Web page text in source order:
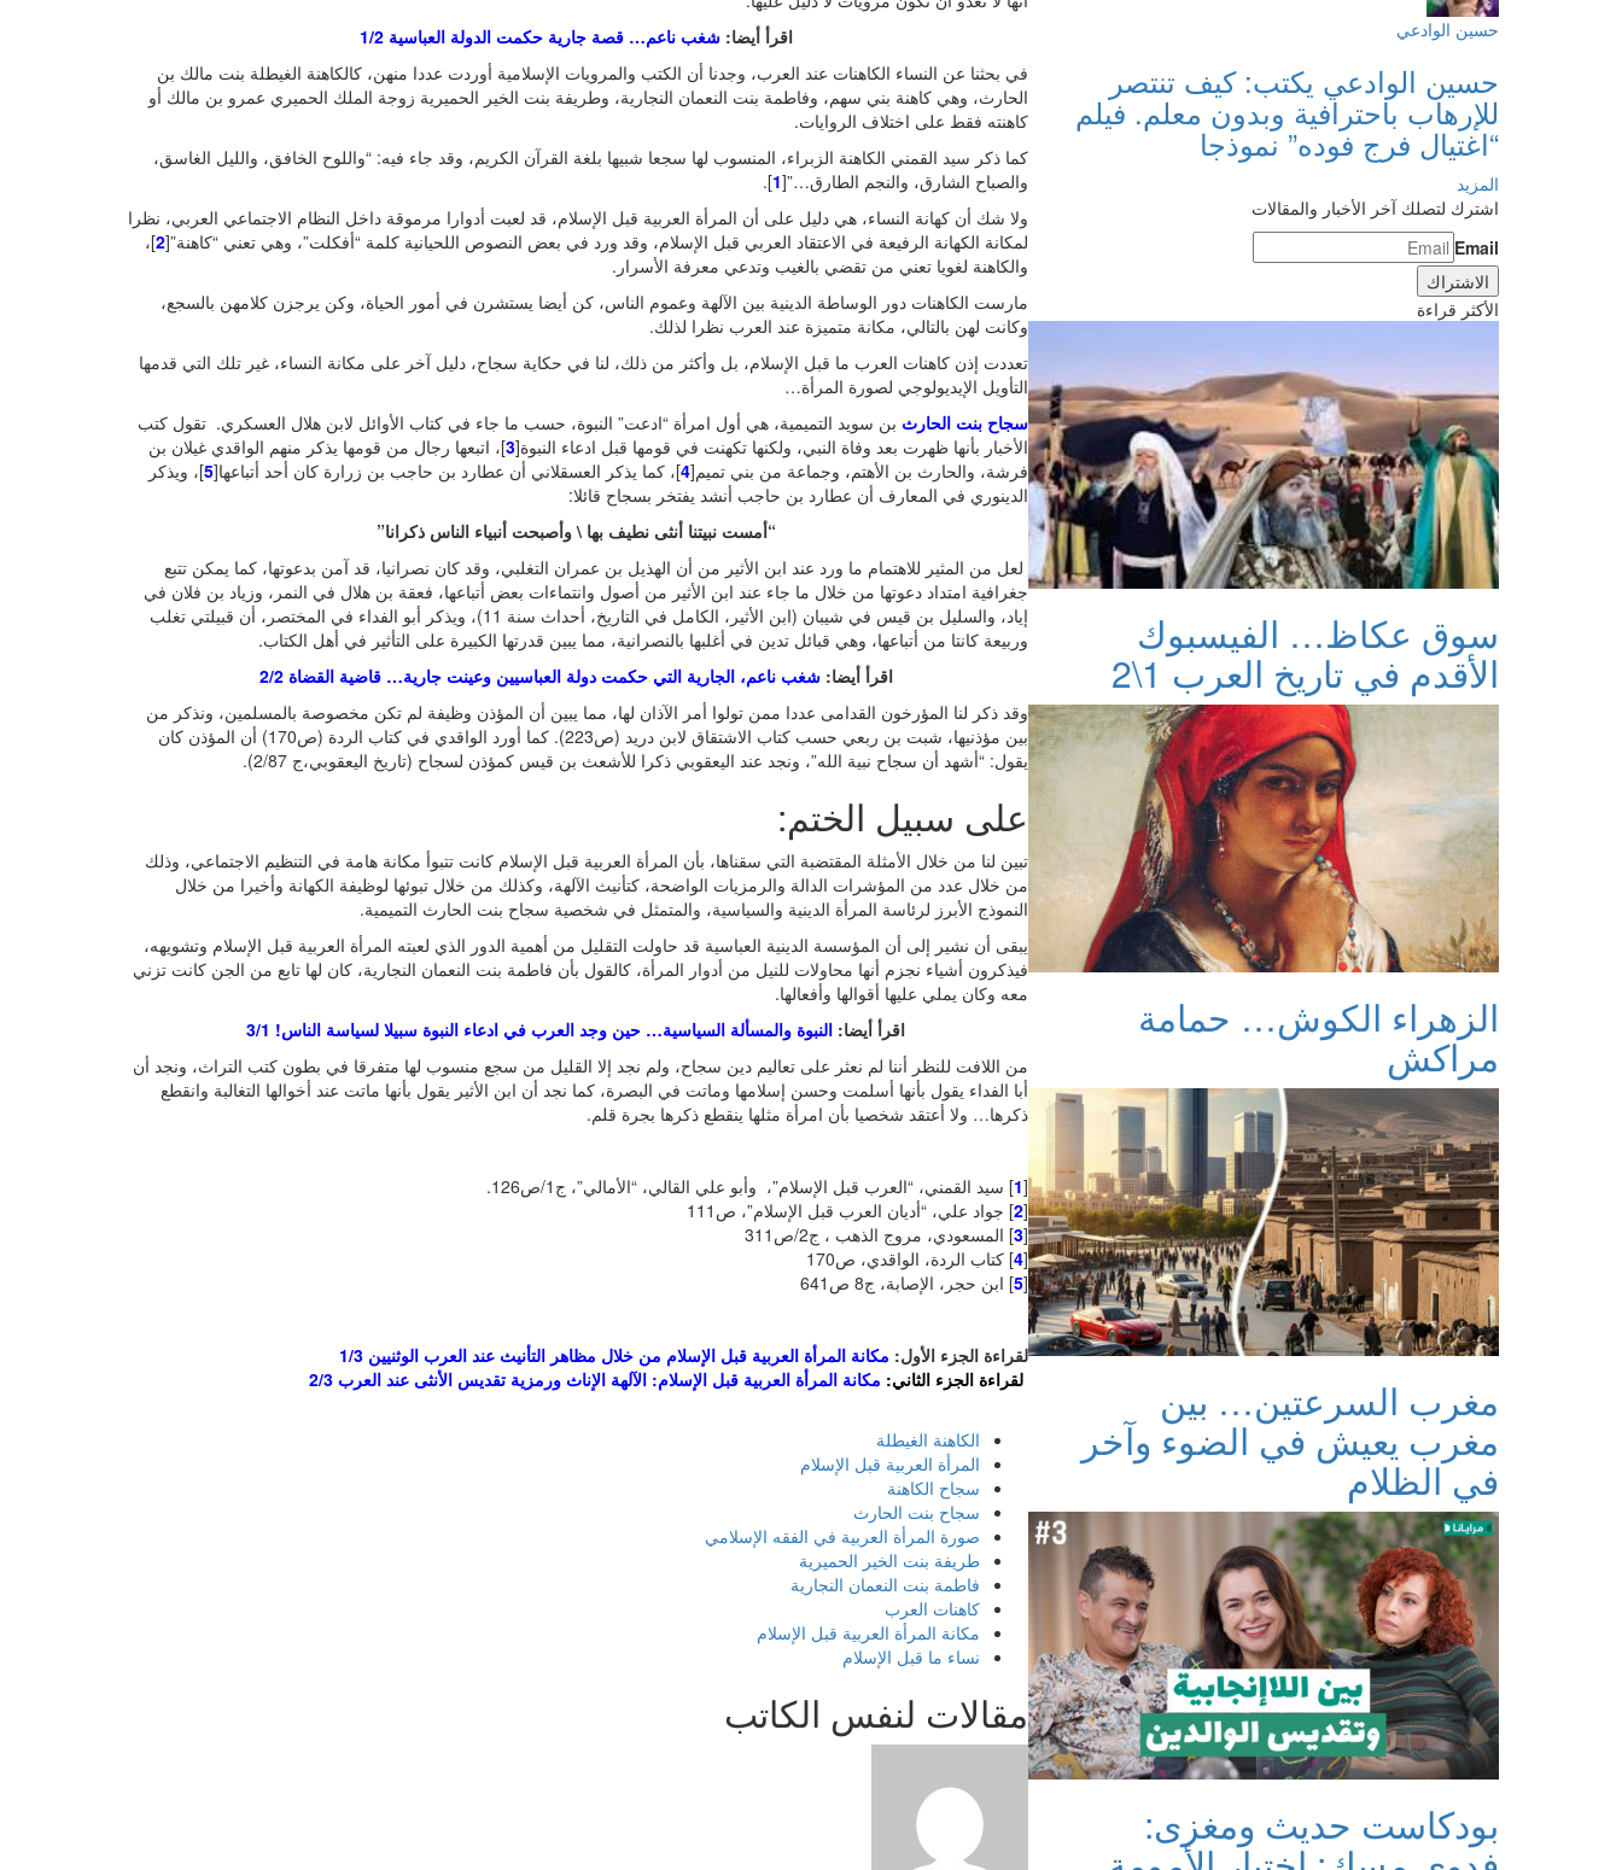
اقرأ أيضا:شغب ناعم… قصة جارية حكمت الدولة العباسية 1/2
في بحثنا عن النساء الكاهنات عند العرب، وجدنا أن الكتب والمرويات الإسلامية أوردت عددا منهن، كالكاهنة الغيطلة بنت مالك بن
الحارث، وهي كاهنة بني سهم، وفاطمة بنت النعمان النجارية، وطريفة بنت الخير الحميرية زوجة الملك الحميري عمرو بن مالك أو
كاهنته فقط على اختلاف الروايات.
كما ذكر سيد القمني الكاهنة الزبراء، المنسوب لها سجعا شبيها بلغة القرآن الكريم، وقد جاء فيه: “واللوح الخافق، والليل الغاسق،
والصباح الشارق، والنجم الطارق…”[1
].
ولا شك أن كهانة النساء، هي دليل على أن المرأة العربية قبل الإسلام، قد لعبت أدوارا مرموقة داخل النظام الاجتماعي العربي، نظرا
لمكانة الكهانة الرفيعة في الاعتقاد العربي قبل الإسلام، وقد ورد في بعض النصوص اللحيانية كلمة “أفكلت”، وهي تعني “كاهنة”[2]،
والكاهنة لغويا تعني من تقضي بالغيب وتدعي معرفة الأسرار.
مارست الكاهنات دور الوساطة الدينية بين الآلهة وعموم الناس، كن أيضا يستشرن في أمور الحياة، وكن يرجزن كلامهن بالسجع،
وكانت لهن بالتالي، مكانة متميزة عند العرب نظرا لذلك.
تعددت إذن كاهنات العرب ما قبل الإسلام، بل وأكثر من ذلك، لنا في حكاية سجاح، دليل آخر على مكانة النساء، غير تلك التي قدمها
التأويل الإيديولوجي لصورة المرأة…
سجاح بنت الحارث بن سويد التميمية، هي أول امرأة “ادعت” النبوة، حسب ما جاء في كتاب الأوائل لابن هلال العسكري. تقول كتب
الأخبار بأنها ظهرت بعد وفاة النبي، ولكنها تكهنت في قومها قبل ادعاء النبوة[3]، اتبعها رجال من قومها يذكر منهم الواقدي غيلان بن
فرشة، والحارث بن الأهتم، وجماعة من بني تميم[4]، كما يذكر العسقلاني أن عطارد بن حاجب بن زرارة كان أحد أتباعها[5]، ويذكر
الدينوري في المعارف أن عطارد بن حاجب أنشد يفتخر بسجاح قائلا:
“أمست نبيتنا أنثى نطيف بها \ وأصبحت أنبياء الناس ذكرانا”
لعل من المثير للاهتمام ما ورد عند ابن الأثير من أن الهذيل بن عمران التغلبي، وقد كان نصرانيا، قد آمن بدعوتها، كما يمكن تتبع
جغرافية امتداد دعوتها من خلال ما جاء عند ابن الأثير من أصول وانتماءات بعض أتباعها، فعقة بن هلال في النمر، وزياد بن فلان في
إياد، والسليل بن قيس في شيبان (ابن الأثير، الكامل في التاريخ، أحداث سنة 11)، ويذكر أبو الفداء في المختصر، أن قبيلتي تغلب
وربيعة كانتا من أتباعها، وهي قبائل تدين في أغلبها بالنصرانية، مما يبين قدرتها الكبيرة على التأثير في أهل الكتاب.
اقرأ أيضا:شغب ناعم، الجارية التي حكمت دولة العباسيين وعينت جارية… قاضية القضاة 2/2
وقد ذكر لنا المؤرخون القدامى عددا ممن تولوا أمر الآذان لها، مما يبين أن المؤذن وظيفة لم تكن مخصوصة بالمسلمين، ونذكر من
بين مؤذنيها، شبت بن ربعي حسب كتاب الاشتقاق لابن دريد (ص223). كما أورد الواقدي في كتاب الردة (ص170) أن المؤذن كان
يقول: “أشهد أن سجاح نبية الله”، ونجد عند اليعقوبي ذكرا للأشعث بن قيس كمؤذن لسجاح (تاريخ اليعقوبي،ج 2/87).
على سبيل الختم:
تبين لنا من خلال الأمثلة المقتضبة التي سقناها، بأن المرأة العربية قبل الإسلام كانت تتبوأ مكانة هامة في التنظيم الاجتماعي، وذلك
من خلال عدد من المؤشرات الدالة والرمزيات الواضحة، كتأنيث الآلهة، وكذلك من خلال تبوئها لوظيفة الكهانة وأخيرا من خلال
النموذج الأبرز لرئاسة المرأة الدينية والسياسية، والمتمثل في شخصية سجاح بنت الحارث التميمية.
يبقى أن نشير إلى أن المؤسسة الدينية العباسية قد حاولت التقليل من أهمية الدور الذي لعبته المرأة العربية قبل الإسلام وتشويهه،
فيذكرون أشياء نجزم أنها محاولات للنيل من أدوار المرأة، كالقول بأن فاطمة بنت النعمان النجارية، كان لها تابع من الجن كانت تزني
معه وكان يملي عليها أقوالها وأفعالها.
اقرأ أيضا: النبوة والمسألة السياسية… حين وجد العرب في ادعاء النبوة سبيلا لسياسة الناس! 3/1
من اللافت للنظر أننا لم نعثر على تعاليم دين سجاح، ولم نجد إلا القليل من سجع منسوب لها متفرقا في بطون كتب التراث، ونجد أن
أبا الفداء يقول بأنها أسلمت وحسن إسلامها وماتت في البصرة، كما نجد أن ابن الأثير يقول بأنها ماتت عند أخوالها التغالبة وانقطع
ذكرها… ولا أعتقد شخصيا بأن امرأة مثلها ينقطع ذكرها بجرة قلم.
[
1] سيد القمني، “العرب قبل الإسلام”، وأبو علي القالي، “الأمالي”، ج1/ص126.
[
2] جواد علي، “أديان العرب قبل الإسلام”، ص111
[
3] المسعودي، مروج الذهب ، ج2/ص311
[
4] كتاب الردة، الواقدي، ص170
[
5] ابن حجر، الإصابة، ج8 ص641
لقراءة الجزء الأول: مكانة المرأة العربية قبل الإسلام من خلال مظاهر التأنيث عند العرب الوثنيين 1/3
لقراءة الجزء الثاني: مكانة المرأة العربية قبل الإسلام: الآلهة الإناث ورمزية تقديس الأنثى عند العرب 2/3
الكاهنة الغيطلة
المرأة العربية قبل الإسلام
سجاح الكاهنة
سجاح بنت الحارث
صورة المرأة العربية في الفقه الإسلامي
طريفة بنت الخير الحميرية
فاطمة بنت النعمان النجارية
كاهنات العرب
مكانة المرأة العربية قبل الإسلام
نساء ما قبل الإسلام
مقالات لنفس الكاتب
حسين الوادعي
حسين الوادعي يكتب: كيف تنتصر
للإرهاب باحترافية وبدون معلم. فيلم
“اغتيال فرج فوده” نموذجا
المزيد
اشترك لتصلك آخر الأخبار والمقالات
Email
الأكثر قراءة
سوق عكاظ… الفيسبوك
الأقدم في تاريخ العرب 1\2
الزهراء الكوش… حمامة
مراكش
مغرب السرعتين… بين
مغرب يعيش في الضوء وآخر
في الظلام
بودكاست حديث ومغزى: